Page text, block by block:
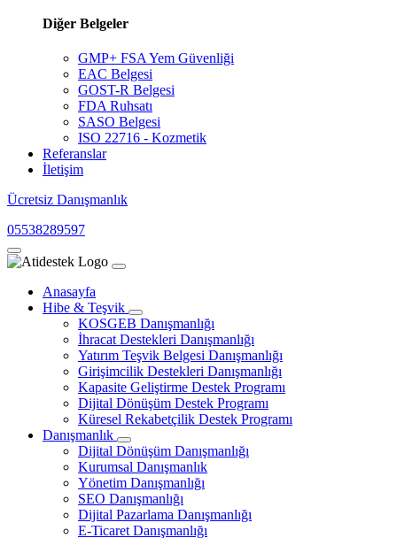
Diğer Belgeler
GMP+ FSA Yem Güvenliği
EAC Belgesi
GOST-R Belgesi
FDA Ruhsatı
SASO Belgesi
ISO 22716 - Kozmetik
Referanslar
İletişim
Ücretsiz Danışmanlık
05538289597
Anasayfa
Hibe & Teşvik
KOSGEB Danışmanlığı
İhracat Destekleri Danışmanlığı
Yatırım Teşvik Belgesi Danışmanlığı
Girişimcilik Destekleri Danışmanlığı
Kapasite Geliştirme Destek Programı
Dijital Dönüşüm Destek Programı
Küresel Rekabetçilik Destek Programı
Danışmanlık
Dijital Dönüşüm Danışmanlığı
Kurumsal Danışmanlık
Yönetim Danışmanlığı
SEO Danışmanlığı
Dijital Pazarlama Danışmanlığı
E-Ticaret Danışmanlığı